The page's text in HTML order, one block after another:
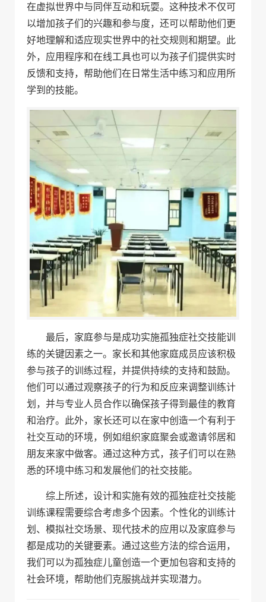
在虚拟世界中与同伴互动和玩耍。这种技术不仅可
以增加孩子们的兴趣和参与度，还可以帮助他们更
好地理解和适应现实世界中的社交规则和期望。此
外，应用程序和在线工具也可以为孩子们提供实时
反馈和支持，帮助他们在日常生活中练习和应用所
学到的技能。
最后，家庭参与是成功实施孤独症社交技能训
练的关键因素之一。家长和其他家庭成员应该积极
参与孩子的训练过程，并提供持续的支持和鼓励。
他们可以通过观察孩子的行为和反应来调整训练计
划，并与专业人员合作以确保孩子得到最佳的教育
和治疗。此外，家长还可以在家中创造一个有利于
社交互动的环境，例如组织家庭聚会或邀请邻居和
朋友来家中做客。通过这种方式，孩子们可以在熟
悉的环境中练习和发展他们的社交技能。
综上所述，设计和实施有效的孤独症社交技能
训练课程需要综合考虑多个因素。个性化的训练计
划、模拟社交场景、现代技术的应用以及家庭参与
都是成功的关键要素。通过这些方法的综合运用，
我们可以为孤独症儿童创造一个更加包容和支持的
社会环境，帮助他们克服挑战并实现潜力。